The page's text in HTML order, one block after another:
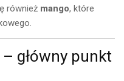
również mango, które
główny punkt